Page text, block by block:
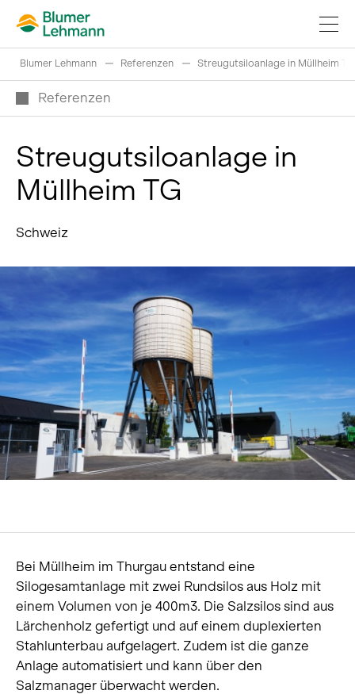
Bauprojekte realisieren
Produkte kaufen
Referenzen
Faszination Holz
Schweizer Rundholz
Über uns
Karriere
News und Medien
Kontakt
Blumer Lehmann Referenzen Streugutsiloanlage in Müllheim TG
Referenzen
Streugutsiloanlage in
Müllheim TG
Schweiz
Bei Müllheim im Thurgau entstand eine
Silogesamtanlage mit zwei Rundsilos aus Holz mit
einem Volumen von je 400m3. Die Salzsilos sind aus
Lärchenholz gefertigt und auf einem duplexierten
Stahlunterbau aufgelagert. Zudem ist die ganze
Anlage automatisiert und kann über den
Salzmanager überwacht werden.